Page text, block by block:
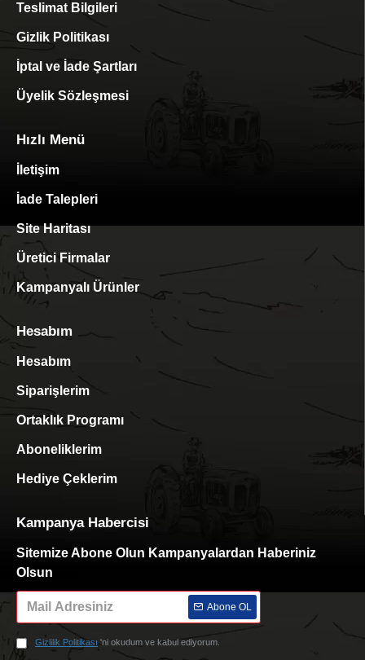
Teslimat Bilgileri
Gizlik Politikası
İptal ve İade Şartları
Üyelik Sözleşmesi
Hızlı Menü
İletişim
İade Talepleri
Site Haritası
Üretici Firmalar
Kampanyalı Ürünler
Hesabım
Hesabım
Siparişlerim
Ortaklık Programı
Aboneliklerim
Hediye Çeklerim
Kampanya Habercisi
Sitemize Abone Olun Kampanyalardan Haberiniz
Olsun
Abone OL
Gizlilik Politikası 'ni okudum ve kabul ediyorum.